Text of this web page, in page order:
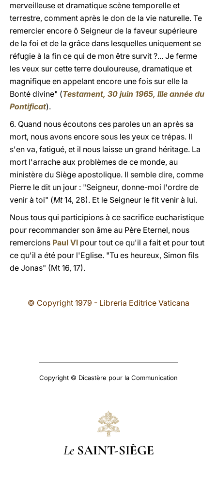
merveilleuse et dramatique scène temporelle et
terrestre, comment après le don de la vie naturelle. Te
remercier encore ô Seigneur de la faveur supérieure
de la foi et de la grâce dans lesquelles uniquement se
réfugie à la fin ce qui de mon être survit ?... Je ferme
les veux sur cette terre douloureuse, dramatique et
magnifique en appelant encore une fois sur elle la
Bonté divine" (Testament, 30 juin 1965, IIIe année du
Pontificat).
6. Quand nous écoutons ces paroles un an après sa
mort, nous avons encore sous les yeux ce trépas. Il
s'en va, fatigué, et il nous laisse un grand héritage. La
mort l'arrache aux problèmes de ce monde, au
ministère du Siège apostolique. Il semble dire, comme
Pierre le dit un jour : "Seigneur, donne-moi l'ordre de
venir à toi" (Mt14, 28). Et le Seigneur le fit venir à lui.
Nous tous qui participions à ce sacrifice eucharistique
pour recommander son âme au Père Eternel, nous
remercions Paul VI pour tout ce qu'il a fait et pour tout
ce qu'il a été pour l'Eglise. "Tu es heureux, Simon fils
de Jonas" (Mt 16, 17).
© Copyright 1979 - Libreria Editrice Vaticana
Copyright © Dicastère pour la Communication
Le SAINT-SIÈGE